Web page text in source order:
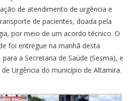
de atendimento de urgência e
de pacientes, doada pela
por meio de um acordo técnico. O
foi entregue na manhã desta
a Secretaria de Saúde (Sesma), e
Urgência do município de Altamira.